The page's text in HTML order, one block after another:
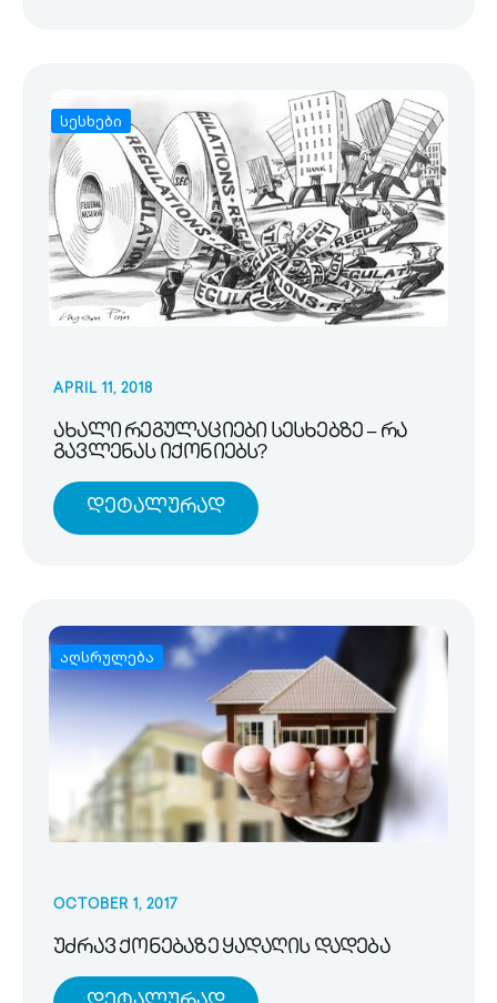
სესხები
APRIL 11, 2018
ახალი რეგულაციები სესხებზე – რა
გავლენას იქონიებს?
Დეტალურად
აღსრულება
OCTOBER 1, 2017
უძრავ ქონებაზე ყადაღის დადება